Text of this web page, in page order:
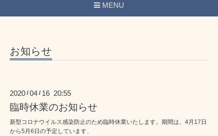
MENU
お知らせ
2020 /04 / 16 20:55
臨時休業のお知らせ
新型コロナウイルス感染防止のため臨時休業いたします。期間は、4月17日
から5月6日の予定しています、